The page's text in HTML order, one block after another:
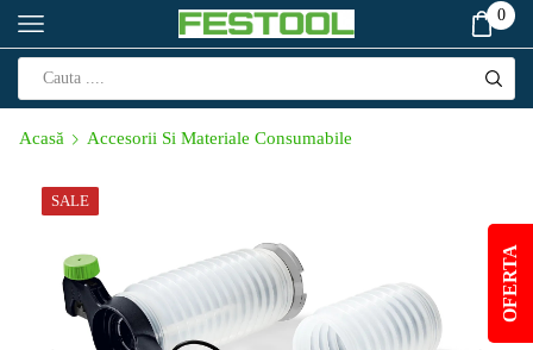
0
Acasă Accesorii Si Materiale Consumabile
SALE
OFERTA